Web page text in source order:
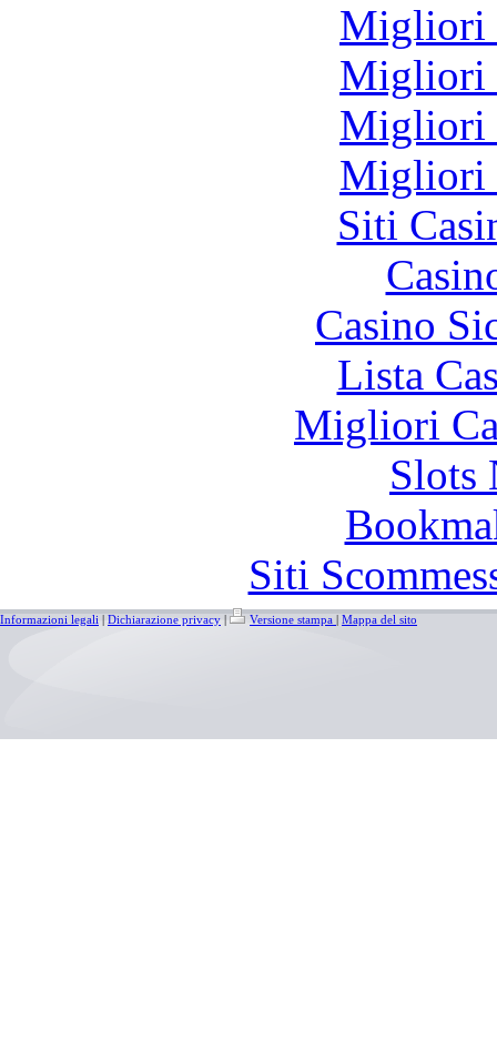
Migliori
Migliori
Migliori
Migliori
Siti
Casino
Lista
Migliori
Slots
Siti
Informazioni legali | Dichiarazione privacy | Versione stampa | Mappa del sito